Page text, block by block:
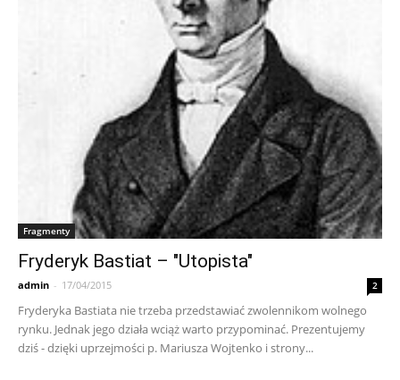
Fragmenty
Fryderyk Bastiat – "Utopista"
admin - 17/04/2015 2
Fryderyka Bastiata nie trzeba przedstawiać zwolennikom wolnego
rynku. Jednak jego działa wciąż warto przypominać. Prezentujemy
dziś - dzięki uprzejmości p. Mariusza Wojtenko i strony...